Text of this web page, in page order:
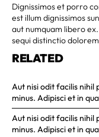
RELATED
Aut nisi odit facilis nihil
minus. Adipisci et in
Aut nisi odit facilis nihil
minus. Adipisci et in
Dignissimos et porro
est illum dignissimos
aut numquam libero
sequi distinctio